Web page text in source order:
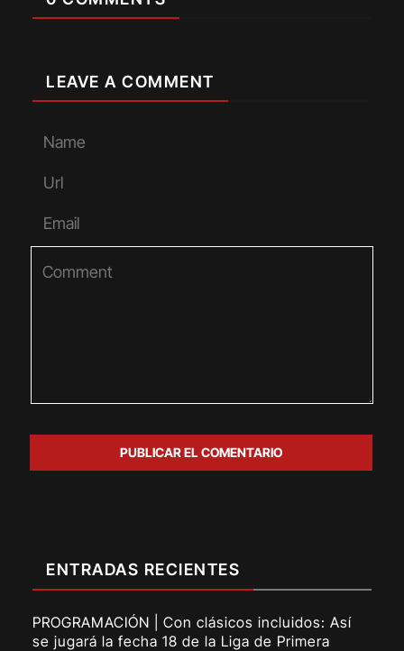
LEAVE A COMMENT
ENTRADAS RECIENTES
PROGRAMACIÓN | Con clásicos incluidos: Así
se jugará la fecha 18 de la Liga de Primera